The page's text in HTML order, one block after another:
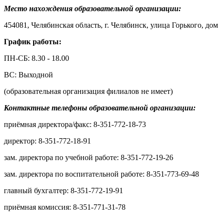
Место нахождения образовательной организации:
454081, Челябинская область, г. Челябинск, улица Горького,
График работы:
ПН-СБ: 8.30 - 18.00
ВС: Выходной
(образовательная организация филиалов не имеет)
Контактные телефоны образовательной организации:
приёмная директора/факс: 8-351-772-18-73
директор: 8-351-772-18-91
зам. директора по учебной работе: 8-351-772-19-26
зам. директора по воспитательной работе: 8-351-773-69-48
главный бухгалтер: 8-351-772-19-91
приёмная комиссия: 8-351-771-31-78